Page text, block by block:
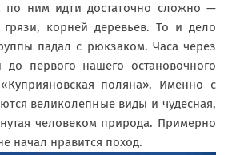
по ним идти достаточно сложно —
корней деревьев. То и дело
падал с рюкзаком. Часа через
первого нашего остановочного
поляна». Именно с
великолепные виды и чудесная,
человеком природа. Примерно
начал нравится поход.